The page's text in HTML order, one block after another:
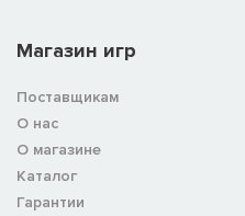
Магазин игр
Поставщикам
О нас
О магазине
Каталог
Гарантии